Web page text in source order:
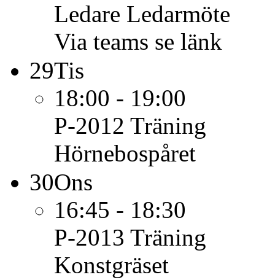
Ledare Ledarmöte
Via teams se länk
29Tis
18:00 - 19:00
P-2012 Träning
Hörnebospåret
30Ons
16:45 - 18:30
P-2013 Träning
Konstgräset